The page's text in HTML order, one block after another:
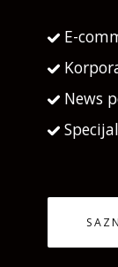
E-
News